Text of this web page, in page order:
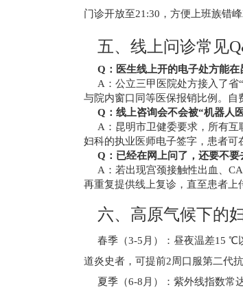
门诊开放至21:30，方便上班族错峰
五、线上问诊常见
Q：医生线上开的电子处方能在
A：公立三甲医院处方接入了省
与院内窗口同等医保报销比例。自
Q：线上咨询会不会被“机器人
A：昆明市卫健委要求，所有互
妇科的执业医师电子签字，患者可
Q：已经在网上问了，还要不要
A：若出现宫颈接触性出血、
再重复提供线上复诊，直至患者上
六、高原气候下的
春季（3-5月）：昼夜温差15 ℃
道炎史者，可提前2周口服第二代抗
夏季（6-8月）：紫外线指数常